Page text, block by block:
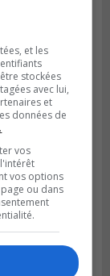
en
et les
stockées
avec lui,
et
données de
vos
vos options
ou dans